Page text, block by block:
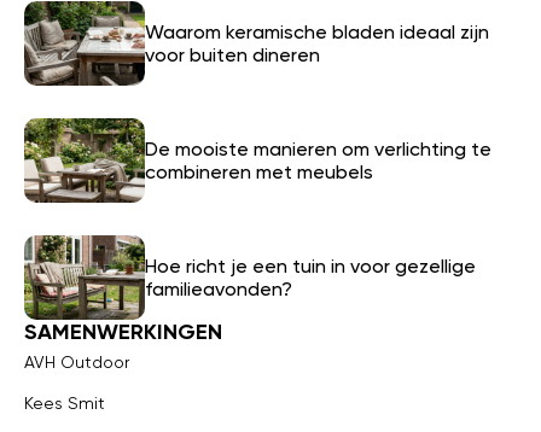
Waarom keramische bladen ideaal zijn
voor buiten dineren
De mooiste manieren om verlichting te
combineren met meubels
Hoe richt je een tuin in voor gezellige
familieavonden?
SAMENWERKINGEN
AVH Outdoor
Kees Smit